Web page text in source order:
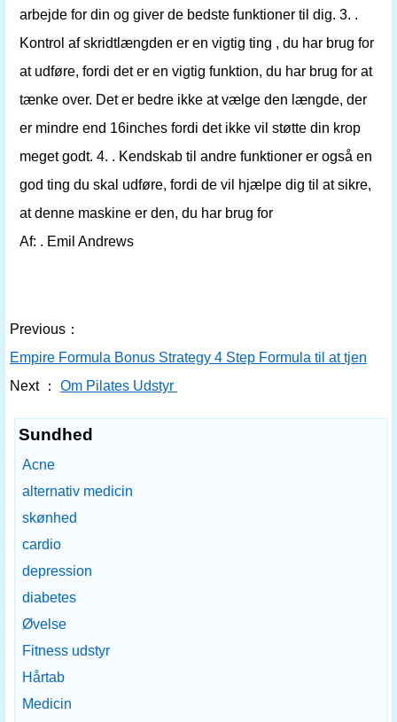
arbejde for din og giver de bedste funktioner til dig. 3. .
Kontrol af skridtlængden er en vigtig ting , du har brug for
at udføre, fordi det er en vigtig funktion, du har brug for at
tænke over. Det er bedre ikke at vælge den længde, der
er mindre end 16inches fordi det ikke vil støtte din krop
meget godt. 4. . Kendskab til andre funktioner er også en
god ting du skal udføre, fordi de vil hjælpe dig til at sikre,
at denne maskine er den, du har brug for
Af: . Emil Andrews
Previous：
Empire Formula Bonus Strategy 4 Step Formula til at tjene
Next ：
Om Pilates Udstyr
Sundhed
Acne
alternativ medicin
skønhed
cardio
depression
diabetes
Øvelse
Fitness udstyr
Hårtab
Medicin